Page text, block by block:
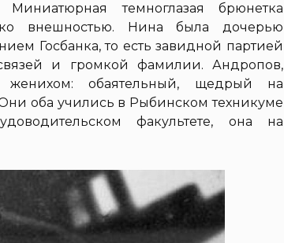
темноглазая брюнетка
внешностью. Нина была дочерью
Госбанка, то есть завидной партией
и громкой фамилии. Андропов,
обаятельный, щедрый на
оба учились в Рыбинском техникуме
факультете, она на